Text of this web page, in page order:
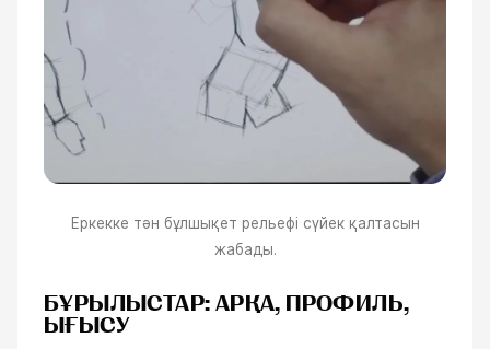
Еркекке тән бұлшықет рельефі сүйек қалтасын
жабады.
БҰРЫЛЫСТАР: АРҚА, ПРОФИЛЬ,
ЫҒЫСУ